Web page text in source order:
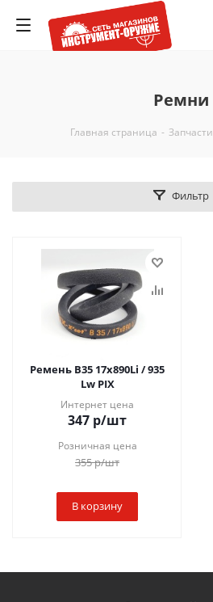
Ремни
Главная страница -
Фильтр
Ремень B35 17x890Li / 935
Lw PIX
Интернет цена
347 р/шт
Розничная цена
355р/шт
В корзину